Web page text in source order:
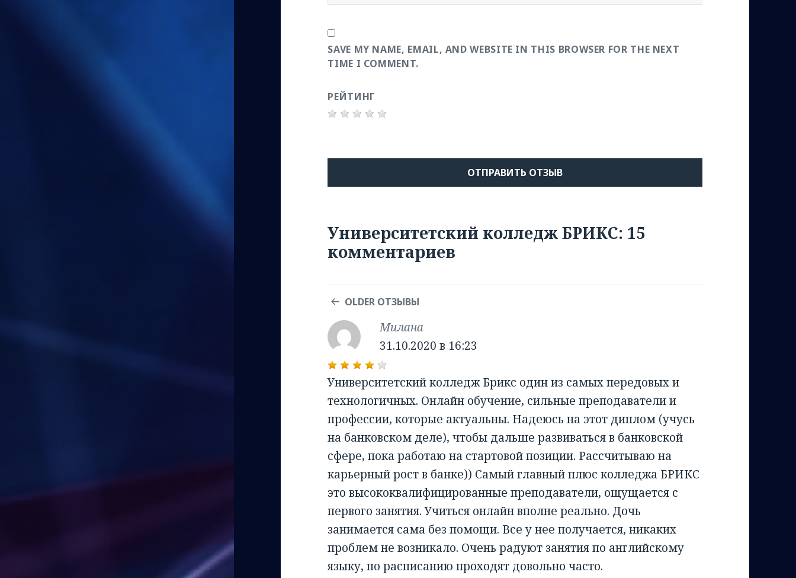
SAVE MY NAME, EMAIL, AND WEBSITE IN THIS BROWSER FOR THE NEXT
TIME I COMMENT.
РЕЙТИНГ
Университетский колледж БРИКС: 15
комментариев
COMMENT
OLDER ОТЗЫВЫ
Милана
31.10.2020 в 16:23
Университетский колледж Брикс один из самых передовых и
технологичных. Онлайн обучение, сильные преподаватели и
профессии, которые актуальны. Надеюсь на этот диплом (учусь
на банковском деле), чтобы дальше развиваться в банковской
сфере, пока работаю на стартовой позиции. Рассчитываю на
карьерный рост в банке)) Самый главный плюс колледжа БРИКС
это высококвалифицированные преподаватели, ощущается с
первого занятия. Учиться онлайн вполне реально. Дочь
занимается сама без помощи. Все у нее получается, никаких
проблем не возникало. Очень радуют занятия по английскому
языку, по расписанию проходят довольно часто.